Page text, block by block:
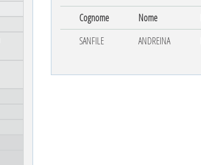
Cognome Nome
SANFILE
ANDREINA